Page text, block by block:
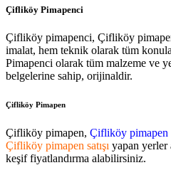
Çifliköy Pimapenci
Çifliköy pimapenci, Çifliköy
imalat, hem teknik olarak tüm
Pimapenci olarak tüm malzeme ve
belgelerine sahip, orijinaldir.
Çifliköy Pimapen
Çifliköy pimapen, Çifliköy pimapen
Çifliköy pimapen satışı yapan yerler
keşif fiyatlandırma alabilirsiniz.